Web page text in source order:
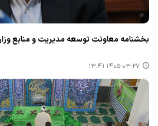
بخشنامه معاونت توسعه مدیریت و منابع
۱۴۰۵-۰۳-۲۷ ۱۳:۴۱